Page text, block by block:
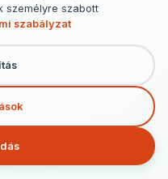
személyre szabott
szabályzat
RÉSZLETEK
- Családnak